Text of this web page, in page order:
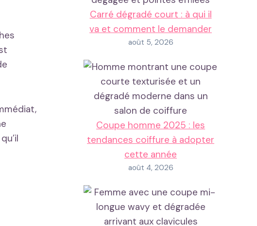
Carré dégradé court : à qui il
va et comment le demander
août 5, 2026
Coupe homme 2025 : les
tendances coiffure à adopter
cette année
août 4, 2026